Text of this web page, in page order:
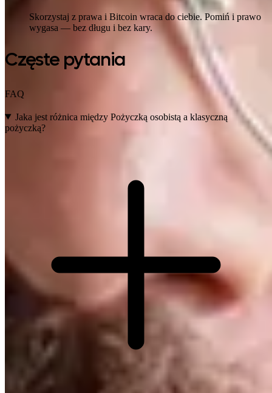
Skorzystaj z prawa i Bitcoin wraca do ciebie. Pomiń i prawo
wygasa — bez długu i bez kary.
Częste pytania
FAQ
Jaka jest różnica między Pożyczką osobistą a klasyczną
pożyczką?